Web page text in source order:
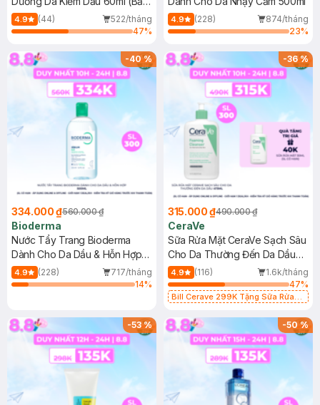
Mới)
4.9 (44)
522/tháng
47%
4.9 (228)
874/tháng
23%
-40%
334.000 ₫560.000 ₫
Bioderma
Nước Tẩy Trang Bioderma
Dành Cho Da Dầu & Hỗn Hợp
500ml
4.9 (228)
717/tháng
14%
-36%
315.000 ₫490.000 ₫
CeraVe
Sữa Rửa Mặt CeraVe Sạch Sâu
Cho Da Thường Đến Da Dầu
473ml
4.9 (116)
1.6k/tháng
47%
Bill Cerave 299K Tặng Sữa Rửa
-53% -50%